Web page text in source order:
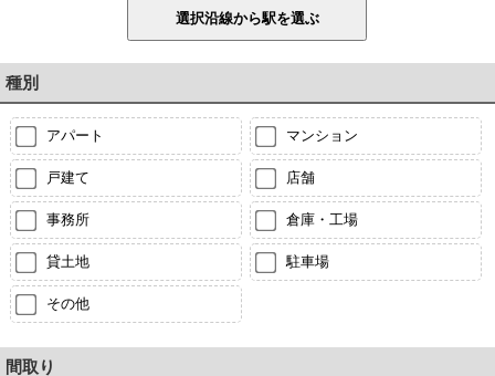
種別
アパート マンション
戸建て 店舗
事務所 倉庫・工場
貸土地 駐車場
その他
間取り